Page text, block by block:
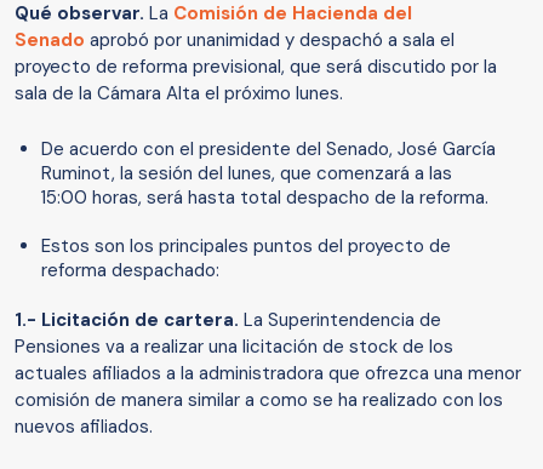
Qué observar. La Comisión de Hacienda del
Senado aprobó por unanimidad y despachó a sala el
proyecto de reforma previsional, que será discutido por la
sala de la Cámara Alta el próximo lunes.
De acuerdo con el presidente del Senado, José García
Ruminot, la sesión del lunes, que comenzará a las
15:00 horas, será hasta total despacho de la reforma.
Estos son los principales puntos del proyecto de
reforma despachado:
1.- Licitación de cartera. La Superintendencia de
Pensiones va a realizar una licitación de stock de los
actuales afiliados a la administradora que ofrezca una menor
comisión de manera similar a como se ha realizado con los
nuevos afiliados.